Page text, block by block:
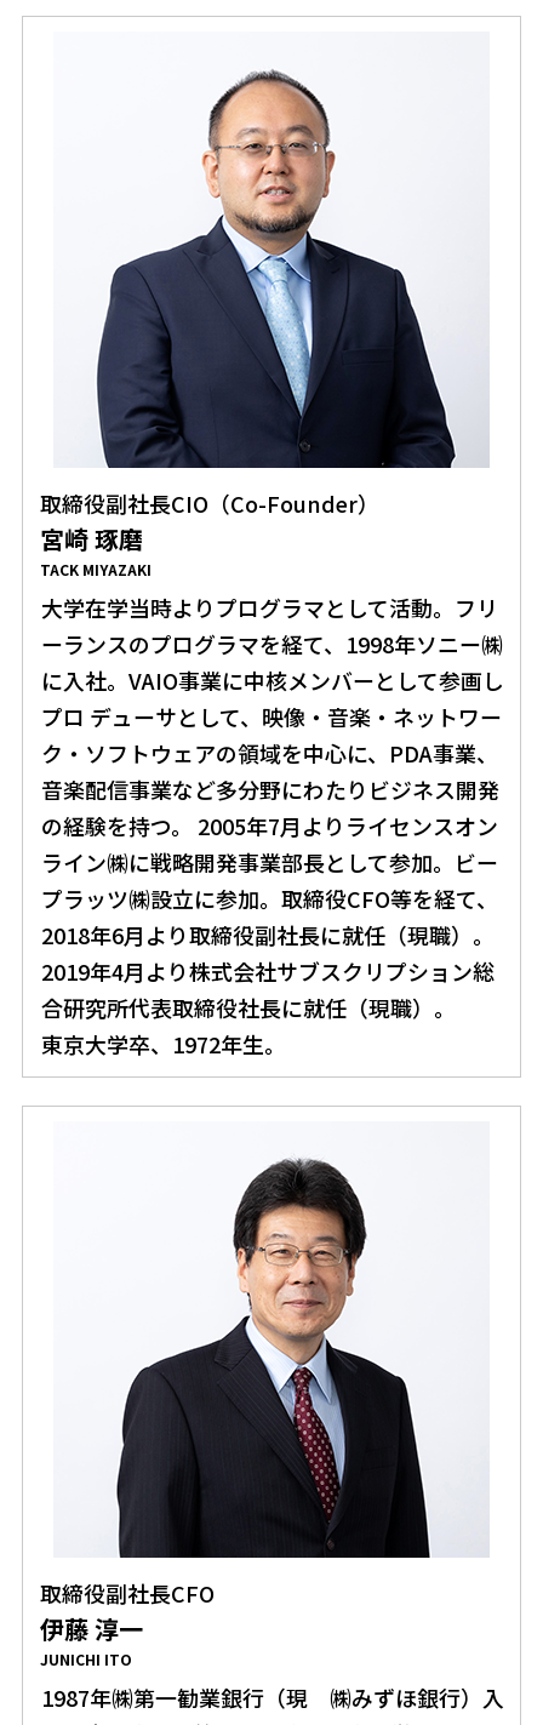
取締役副社長CIO（Co-Founder）
宮崎 琢磨
TACK MIYAZAKI
大学在学当時よりプログラマとして活動。フリ
ーランスのプログラマを経て、1998年ソニー㈱
に入社。VAIO事業に中核メンバーとして参画し
プロ デューサとして、映像・音楽・ネットワー
ク・ソフトウェアの領域を中心に、PDA事業、
音楽配信事業など多分野にわたりビジネス開発
の経験を持つ。 2005年7月よりライセンスオン
ライン㈱に戦略開発事業部長として参加。ビー
プラッツ㈱設立に参加。取締役CFO等を経て、
2018年6月より取締役副社長に就任（現職）。
2019年4月より株式会社サブスクリプション総
合研究所代表取締役社長に就任（現職）。
東京大学卒、1972年生。
取締役副社長CFO
伊藤 淳一
JUNICHI ITO
1987年㈱第一勧業銀行（現 ㈱みずほ銀行）入